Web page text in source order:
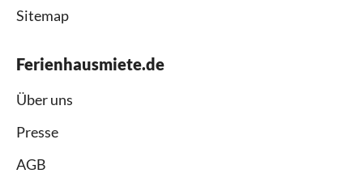
Sitemap
Ferienhausmiete.de
Über uns
Presse
AGB